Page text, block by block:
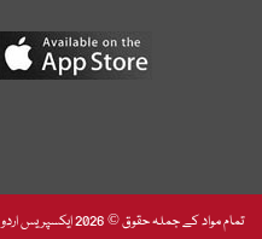
تمام مواد کے جملہ حقوق © 2026 ایکسپریس اردو